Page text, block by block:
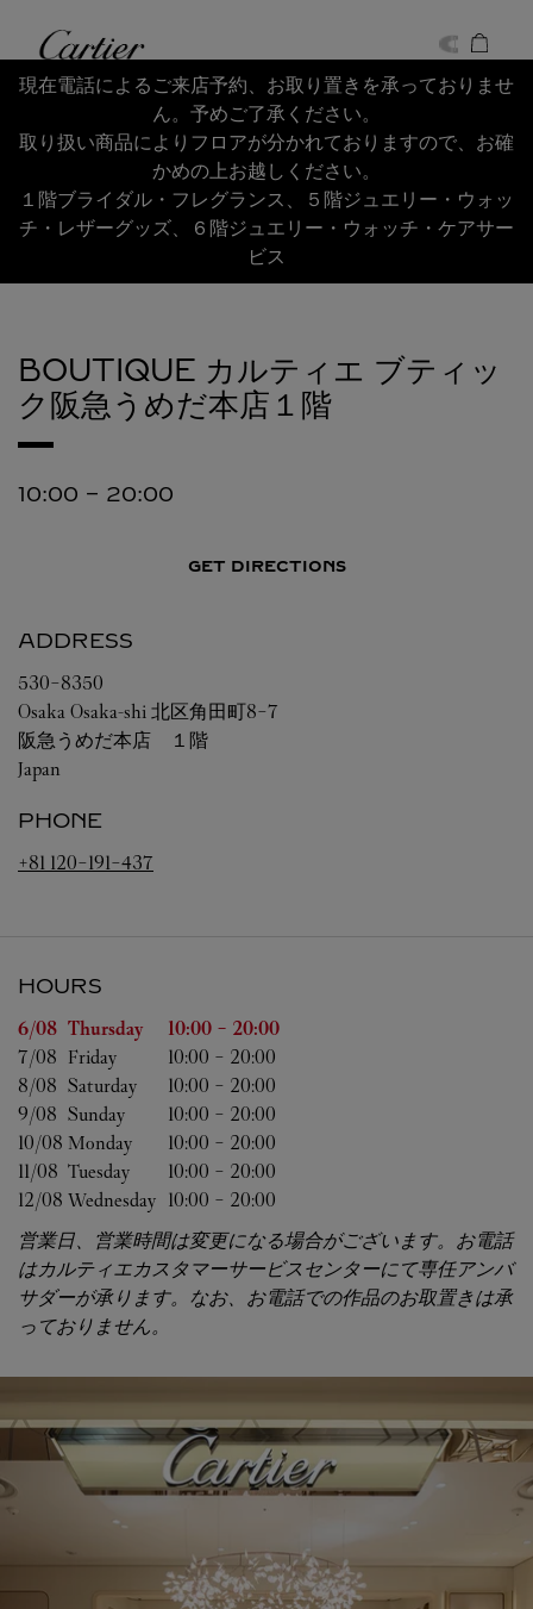
Cartier
Return to Nav
現在電話によるご来店予約、お取り置きを承っておりませ
ん。予めご了承ください。
取り扱い商品によりフロアが分かれておりますので、お確
かめの上お越しください。
１階ブライダル・フレグランス、５階ジュエリー・ウォッ
チ・レザーグッズ、６階ジュエリー・ウォッチ・ケアサー
ビス
BOUTIQUE カルティエ ブティッ
ク阪急うめだ本店１階
10:00 - 20:00
GET DIRECTIONS
ADDRESS
530-8350
Osaka Osaka-shi 北区角田町8-7
阪急うめだ本店 １階
Japan
PHONE
+81 120-191-437
HOURS
Day of the Week Hours
6/08 Thursday 10:00 - 20:00
7/08 Friday 10:00 - 20:00
8/08 Saturday 10:00 - 20:00
9/08 Sunday 10:00 - 20:00
10/08 Monday 10:00 - 20:00
11/08 Tuesday 10:00 - 20:00
12/08 Wednesday 10:00 - 20:00
営業日、営業時間は変更になる場合がございます。お電話
はカルティエカスタマーサービスセンターにて専任アンバ
サダーが承ります。なお、お電話での作品のお取置きは承
っておりません。